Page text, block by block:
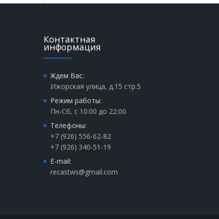
Контактная
информация
Ждем Вас:
Ижорская улица, д.15 стр.5
Режим работы:
Пн-Сб, с 10:00 до 22:00
Телефоны:
+7 (926) 556-62-82
+7 (926) 340-51-19
E-mail:
recastws@gmail.com